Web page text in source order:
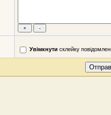
Увімкнути склейку